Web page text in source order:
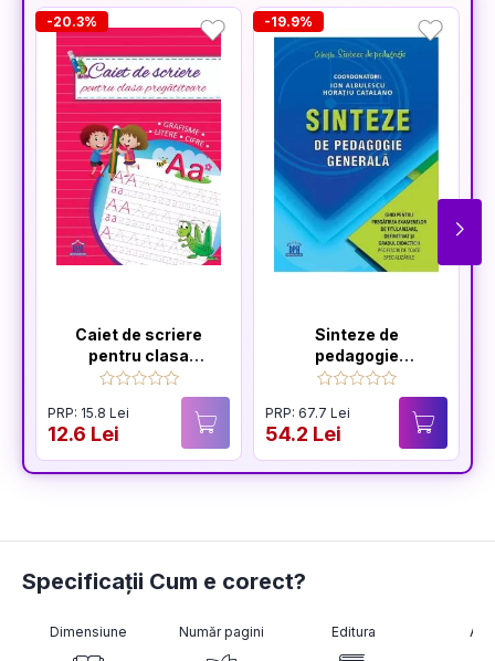
-20.3%
Caiet de scriere
pentru clasa
pregatitoare
PRP: 15.8 Lei
12.6 Lei
-19.9%
Sinteze de
pedagogie
generală: Ghid
pentru pregătirea
examenelor de
titularizare,
definitivat și gradul
didactic II
PRP: 67.7 Lei
54.2 Lei
Specificații Cum e corect?
Dimensiune Număr pagini Editura